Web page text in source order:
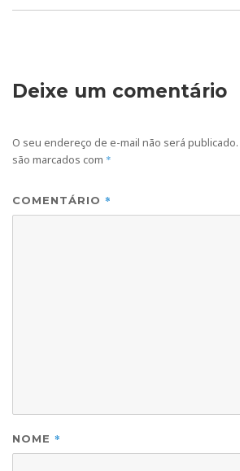
Deixe um comentário
O seu endereço de e-mail não será publicado.
são marcados com *
COMENTÁRIO *
NOME *